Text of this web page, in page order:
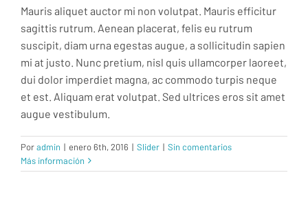
Mauris aliquet auctor mi non volutpat. Mauris efficitur
sagittis rutrum. Aenean placerat, felis eu rutrum
suscipit, diam urna egestas augue, a sollicitudin sapien
mi at justo. Nunc pretium, nisl quis ullamcorper laoreet,
dui dolor imperdiet magna, ac commodo turpis neque
et est. Aliquam erat volutpat. Sed ultrices eros sit amet
augue vestibulum.
Poradmin | enero 6th, 2016 | Slider | Sin comentarios
Más información